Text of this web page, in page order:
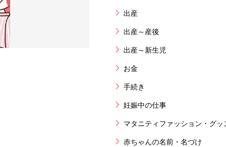
出産
出産～産後
出産～新生児
お金
手続き
妊娠中の仕事
マタニティファッション・グッ
赤ちゃんの名前・名づけ